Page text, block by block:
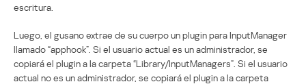
escritura.
Luego, el gusano extrae de su cuerpo un plugin para InputManager
llamado “apphook”. Si el usuario actual es un administrador, se
copiará el plugin a la carpeta “Library/InputManagers”. Si el usuario
actual no es un administrador, se copiará el plugin a la carpeta